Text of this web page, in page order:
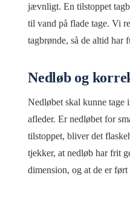
jævnligt. En tilstoppet
til vand på flade tage. Vi
tagbrønde, så de altid har
Nedløb og
Nedløbet skal kunne tage
afleder. Er nedløbet for
tilstoppet, bliver det
tjekker, at nedløb har frit
dimension, og at de er